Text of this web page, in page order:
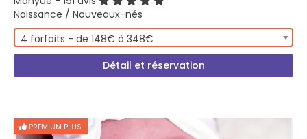
Naissance / Nouveaux-nés
4 forfaits - de 148€ à 348€
Détail et réservation
PREMIUM PLUS